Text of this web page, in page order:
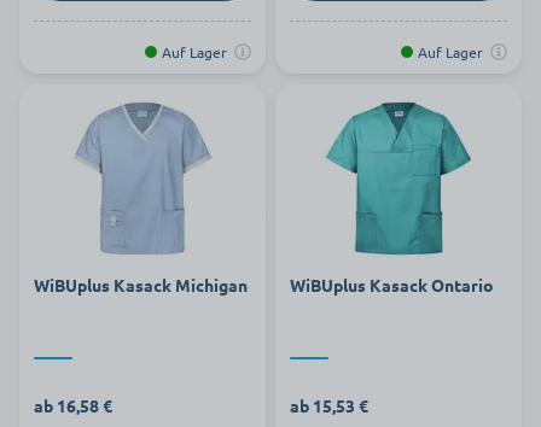
Auf Lager Auf Lager
WiBUplus Kasack Michigan
ab 16,58 €
WiBUplus Kasack Ontario
ab 15,53 €